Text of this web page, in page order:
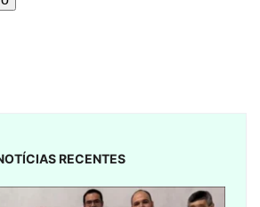
RECENTES